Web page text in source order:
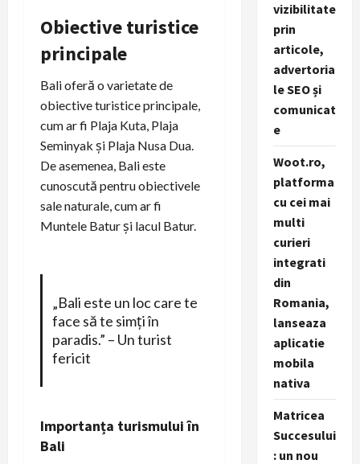
Obiective turistice
principale
Bali oferă o varietate de
obiective turistice principale,
cum ar fi Plaja Kuta, Plaja
Seminyak și Plaja Nusa Dua.
De asemenea, Bali este
cunoscută pentru obiectivele
sale naturale, cum ar fi
Muntele Batur și lacul Batur.
„Bali este un loc care te
face să te simți în
paradis.” – Un turist
fericit
Importanța turismului în
Bali
vizibilitate
prin
articole,
advertoria
le SEO și
comunicat
e
Woot.ro,
platforma
cu cei mai
multi
curieri
integrati
din
Romania,
lanseaza
aplicatie
mobila
nativa
Matricea
Succesului
: un nou